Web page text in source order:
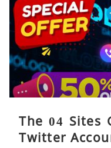
The 04 Sites
Twitter